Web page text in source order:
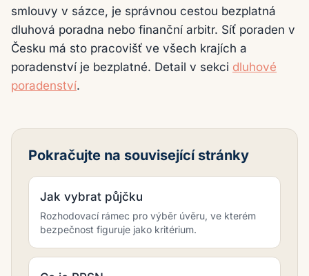
smlouvy v sázce, je správnou cestou bezplatná
dluhová poradna nebo finanční arbitr. Síť poraden v
Česku má sto pracovišť ve všech krajích a
poradenství je bezplatné. Detail v sekci dluhové
poradenství.
Pokračujte na související stránky
Jak vybrat půjčku
Rozhodovací rámec pro výběr úvěru, ve kterém
bezpečnost figuruje jako kritérium.